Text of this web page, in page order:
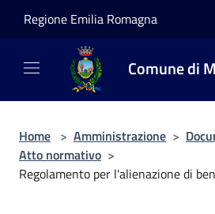
Regione Emilia Romagna
Comune di
Home > Amministrazione >
Atto normativo >
Regolamento per l'alienazione di